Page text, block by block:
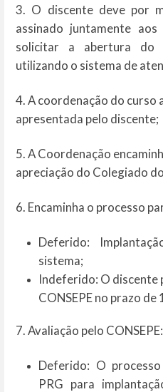
3. O discente deve por
assinado juntamente aos
solicitar a abertura do
utilizando o sistema de
4. A coordenação do curso
apresentada pelo discente;
5. A Coordenação
apreciação do Colegiado
6. Encaminha o processo
Deferido:
sistema;
Indeferido: O discente
CONSEPE no prazo de
7. Avaliação pelo CONSEPE:
Deferido: O
PRG para